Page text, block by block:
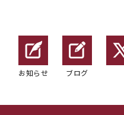
お知らせ ブログ